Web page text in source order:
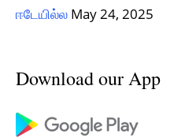
ஈடேயில்ல May 24, 2025
Download our App